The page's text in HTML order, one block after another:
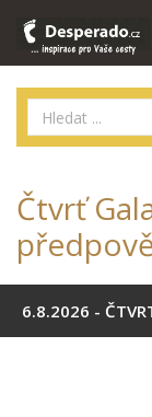
Čtvrť
6.8.2026 -